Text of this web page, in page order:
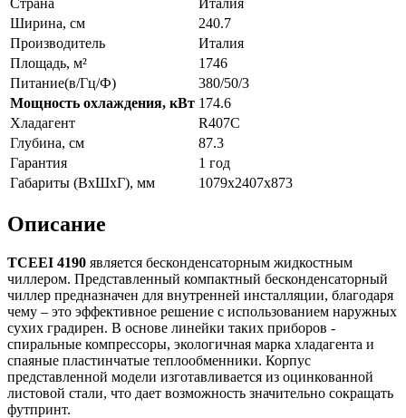
Страна
Италия
Ширина, см
240.7
Производитель
Италия
Площадь, м²
1746
Питание(в/Гц/Ф)
380/50/3
Мощность охлаждения, кВт 174.6
Хладагент
R407C
Глубина, см
87.3
Гарантия
1 год
Габариты (ВxШxГ), мм
1079х2407х873
Описание
TCEEI 4190 является бесконденсаторным жидкостным
чиллером. Представленный компактный бесконденсаторный
чиллер предназначен для внутренней инсталляции, благодаря
чему – это эффективное решение с использованием наружных
сухих градирен. В основе линейки таких приборов -
спиральные компрессоры, экологичная марка хладагента и
спаяные пластинчатые теплообменники. Корпус
представленной модели изготавливается из оцинкованной
листовой стали, что дает возможность значительно сокращать
футпринт.